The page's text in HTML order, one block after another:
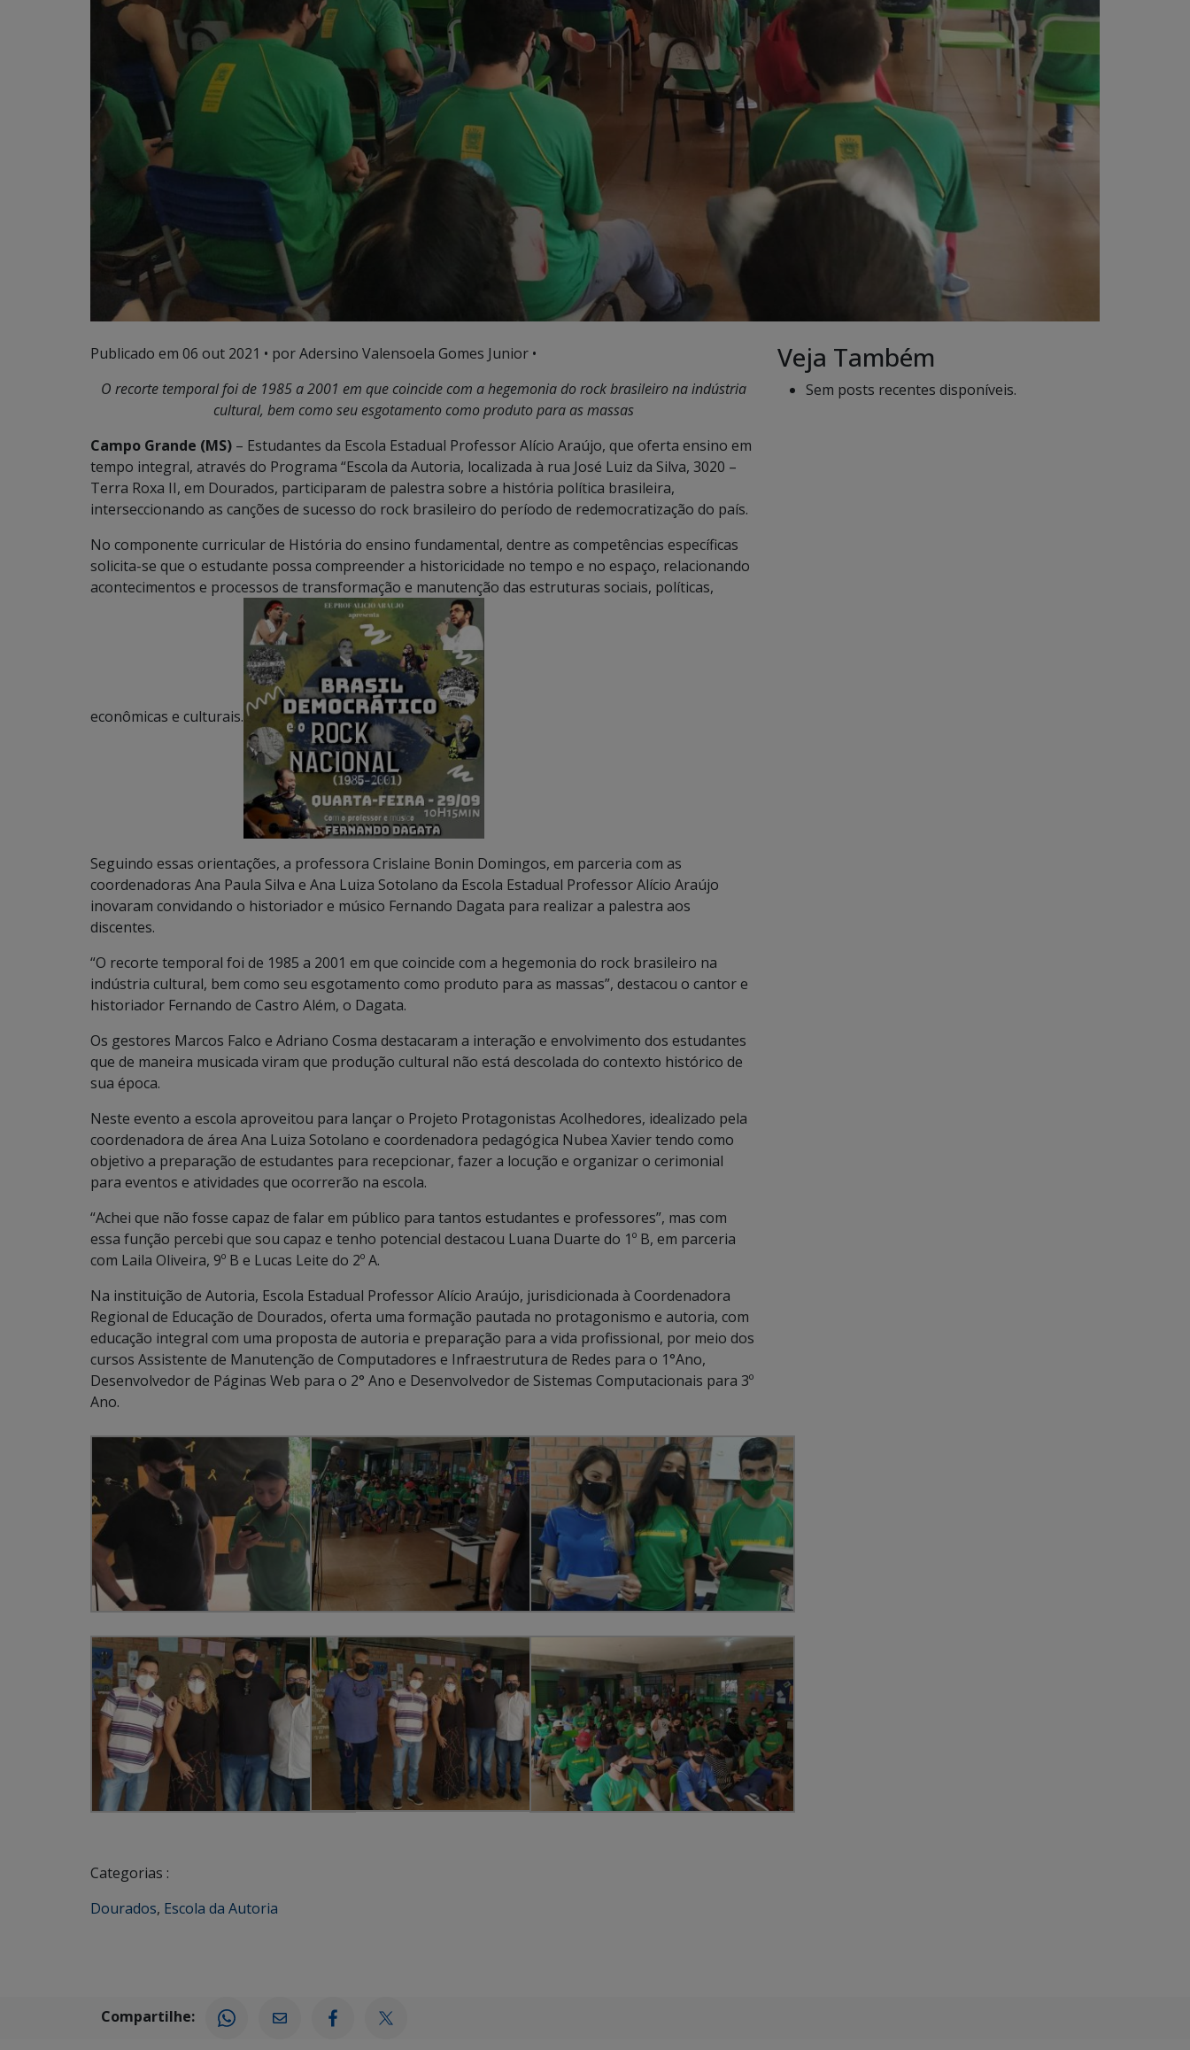
Publicado em 06 out 2021 • por Adersino Valensoela Gomes Junior •
O recorte temporal foi de 1985 a 2001 em que coincide com a hegemonia do rock brasileiro na indústria
cultural, bem como seu esgotamento como produto para as massas
Campo Grande (MS) – Estudantes da Escola Estadual Professor Alício Araújo, que oferta ensino em
tempo integral, através do Programa “Escola da Autoria, localizada à rua José Luiz da Silva, 3020 –
Terra Roxa II, em Dourados, participaram de palestra sobre a história política brasileira,
interseccionando as canções de sucesso do rock brasileiro do período de redemocratização do país.
No componente curricular de História do ensino fundamental, dentre as competências específicas
solicita-se que o estudante possa compreender a historicidade no tempo e no espaço, relacionando
acontecimentos e processos de transformação e manutenção das estruturas sociais, políticas,
econômicas e culturais.
Seguindo essas orientações, a professora Crislaine Bonin Domingos, em parceria com as
coordenadoras Ana Paula Silva e Ana Luiza Sotolano da Escola Estadual Professor Alício Araújo
inovaram convidando o historiador e músico Fernando Dagata para realizar a palestra aos
discentes.
“O recorte temporal foi de 1985 a 2001 em que coincide com a hegemonia do rock brasileiro na
indústria cultural, bem como seu esgotamento como produto para as massas”, destacou o cantor e
historiador Fernando de Castro Além, o Dagata.
Os gestores Marcos Falco e Adriano Cosma destacaram a interação e envolvimento dos estudantes
que de maneira musicada viram que produção cultural não está descolada do contexto histórico de
sua época.
Neste evento a escola aproveitou para lançar o Projeto Protagonistas Acolhedores, idealizado pela
coordenadora de área Ana Luiza Sotolano e coordenadora pedagógica Nubea Xavier tendo como
objetivo a preparação de estudantes para recepcionar, fazer a locução e organizar o cerimonial
para eventos e atividades que ocorrerão na escola.
“Achei que não fosse capaz de falar em público para tantos estudantes e professores”, mas com
essa função percebi que sou capaz e tenho potencial destacou Luana Duarte do 1º B, em parceria
com Laila Oliveira, 9º B e Lucas Leite do 2º A.
Na instituição de Autoria, Escola Estadual Professor Alício Araújo, jurisdicionada à Coordenadora
Regional de Educação de Dourados, oferta uma formação pautada no protagonismo e autoria, com
educação integral com uma proposta de autoria e preparação para a vida profissional, por meio dos
cursos Assistente de Manutenção de Computadores e Infraestrutura de Redes para o 1°Ano,
Desenvolvedor de Páginas Web para o 2° Ano e Desenvolvedor de Sistemas Computacionais para 3º
Ano.
Categorias :
Dourados, Escola da Autoria
Veja Também
Sem posts recentes disponíveis.
Compartilhe: